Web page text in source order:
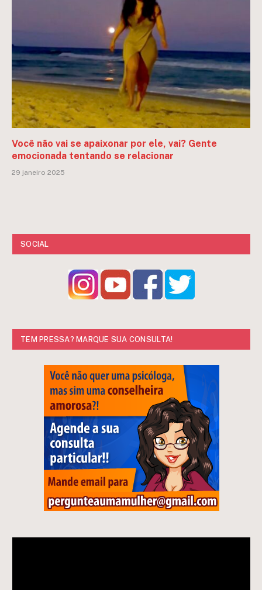
Você não vai se apaixonar por ele, vai? Gente
emocionada tentando se relacionar
29 janeiro 2025
SOCIAL
TEM PRESSA? MARQUE SUA CONSULTA!